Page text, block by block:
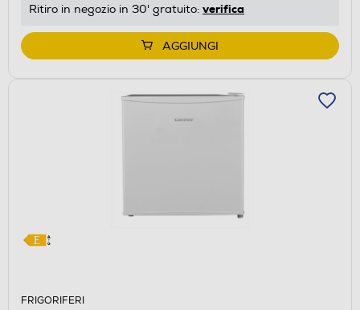
Ritiro in negozio in 30' gratuito: verifica
AGGIUNGI
FRIGORIFERI